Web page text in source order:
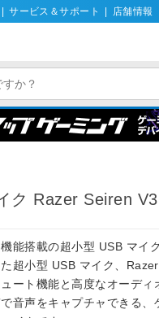
サービス＆サポート 店舗情報
ク Razer Seiren
能搭載の超小型 USB マイク
超小型 USB マイク、
ート機能と高度なオーデ
音声をキャプチャできる